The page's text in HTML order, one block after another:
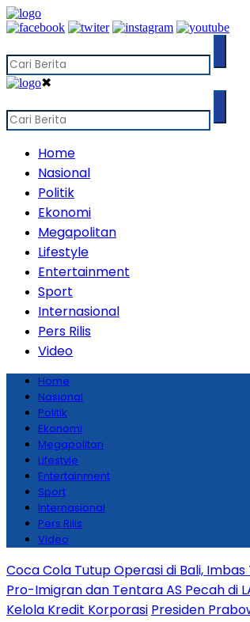
✖
Home
Nasional
Politik
Ekonomi
Megapolitan
Lifestyle
Entertainment
Sport
Internasional
Pers Rilis
Video
Home
Nasional
Politik
Ekonomi
Megapolitan
Lifestyle
Entertainment
Sport
Internasional
Pers Rilis
Video
Coca Cola Tutup Operasi di Bali,
Pro-Imigran dan Tentara AS Pecah di
Kelola Kredit Korporasi Presiden